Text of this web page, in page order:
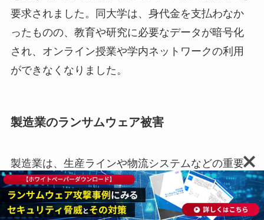
要求されました。同大学は、身代金を支払わなか
ったものの、教育や研究に必要なデータが暗号化
され、オンライン授業や学内ネットワークの利用
ができなくなりました。
製造業のランサムウェア被害
製造業は、生産ラインや物流システムなどの重要
なインフラを稼働させるために、多数のコンピュ
ータやネットワークを利用しています。しかし、